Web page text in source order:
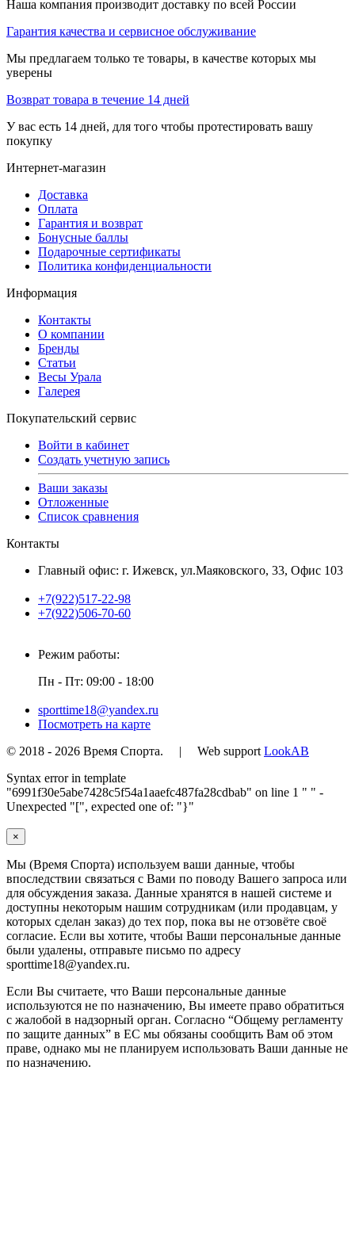
Наша компания производит доставку по всей России
Гарантия качества и сервисное обслуживание
Мы предлагаем только те товары, в качестве которых мы
уверены
Возврат товара в течение 14 дней
У вас есть 14 дней, для того чтобы протестировать вашу
покупку
Интернет-магазин
Доставка
Оплата
Гарантия и возврат
Бонусные баллы
Подарочные сертификаты
Политика конфиденциальности
Информация
Контакты
О компании
Бренды
Статьи
Весы Урала
Галерея
Покупательский сервис
Войти в кабинет
Создать учетную запись
Ваши заказы
Отложенные
Список сравнения
Контакты
Главный офис: г. Ижевск, ул.Маяковского, 33, Офис 103
+7(922)517-22-98
+7(922)506-70-60
Режим работы:
Пн - Пт: 09:00 - 18:00
sporttime18@yandex.ru
Посмотреть на карте
© 2018 - 2026 Время Спорта. | Web support LookAB
Syntax error in template
"6991f30e5abe7428c5f54a1aaefc487fa28cdbab" on line 1 " " -
Unexpected "[", expected one of: "}"
×
Мы (Время Спорта) используем ваши данные, чтобы
впоследствии связаться с Вами по поводу Вашего запроса или
для обсуждения заказа. Данные хранятся в нашей системе и
доступны некоторым нашим сотрудникам (или продавцам, у
которых сделан заказ) до тех пор, пока вы не отзовёте своё
согласие. Если вы хотите, чтобы Ваши персональные данные
были удалены, отправьте письмо по адресу
sporttime18@yandex.ru.
Если Вы считаете, что Ваши персональные данные
используются не по назначению, Вы имеете право обратиться
с жалобой в надзорный орган. Согласно “Общему регламенту
по защите данных” в ЕС мы обязаны сообщить Вам об этом
праве, однако мы не планируем использовать Ваши данные не
по назначению.